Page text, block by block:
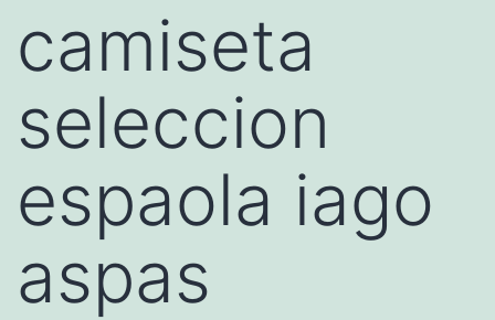
camiseta
seleccion
espaola iago
aspas